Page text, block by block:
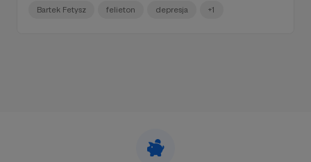
Bartek Fetysz felieton depresja +1